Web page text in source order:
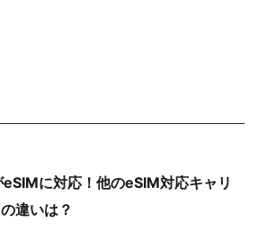
に対応！他のeSIM対応キャリ
違いは？